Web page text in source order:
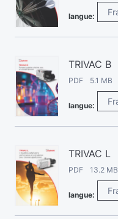
langue:
TRIVAC B
PDF 5.1 MB
langue:
TRIVAC L
PDF 13.2 MB
langue: